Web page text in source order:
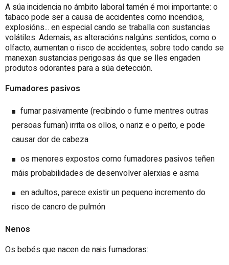
A súa incidencia no ámbito laboral tamén é moi importante: o
tabaco pode ser a causa de accidentes como incendios,
explosións... en especial cando se traballa con sustancias
volátiles. Ademais, as alteracións nalgúns sentidos, como o
olfacto, aumentan o risco de accidentes, sobre todo cando se
manexan sustancias perigosas ás que se lles engaden
produtos odorantes para a súa detección.
Fumadores pasivos
fumar pasivamente (recibindo o fume mentres outras
persoas fuman) irrita os ollos, o nariz e o peito, e pode
causar dor de cabeza
os menores expostos como fumadores pasivos teñen
máis probabilidades de desenvolver alerxias e asma
en adultos, parece existir un pequeno incremento do
risco de cancro de pulmón
Nenos
Os bebés que nacen de nais fumadoras: